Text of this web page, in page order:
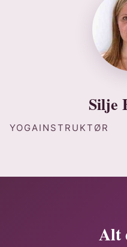
Silje
YOGAINSTRUKTØR
Alt